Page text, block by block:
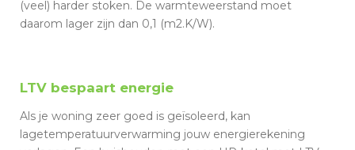
(veel) harder stoken. De warmteweerstand moet
daarom lager zijn dan 0,1 (m2.K/W).
LTV bespaart energie
Als je woning zeer goed is geïsoleerd, kan
lagetemperatuurverwarming jouw energierekening